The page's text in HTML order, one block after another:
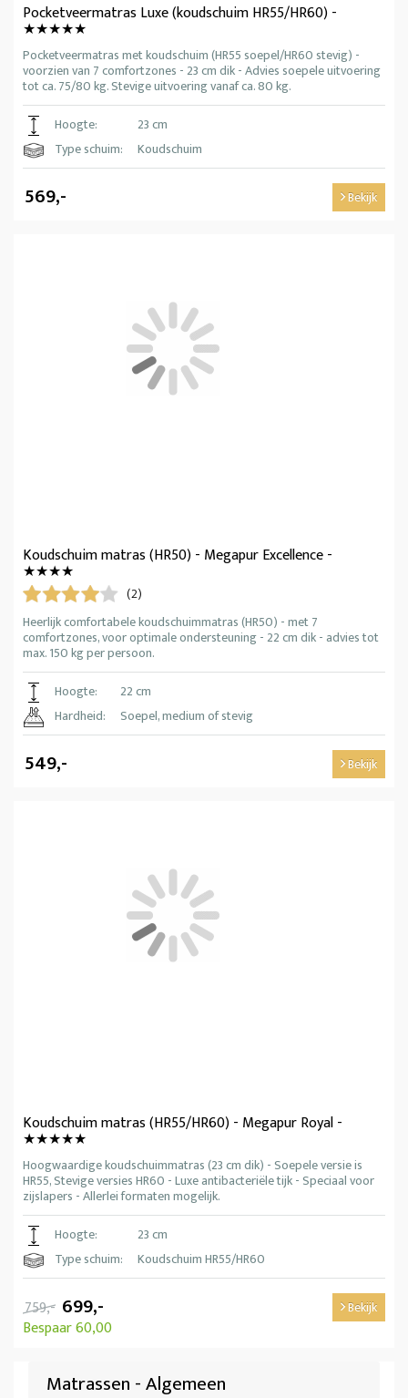
Pocketveermatras Luxe (koudschuim HR55/HR60) -
★★★★★
Pocketveermatras met koudschuim (HR55 soepel/HR60 stevig) -
voorzien van 7 comfortzones - 23 cm dik - Advies soepele uitvoering
tot ca. 75/80 kg. Stevige uitvoering vanaf ca. 80 kg.
Hoogte:
23 cm
Type schuim:
Koudschuim
569,- Bekijk
Koudschuim matras (HR50) - Megapur Excellence -
★★★★
(2)
Heerlijk comfortabele koudschuimmatras (HR50) - met 7
comfortzones, voor optimale ondersteuning - 22 cm dik - advies tot
max. 150 kg per persoon.
Hoogte:
22 cm
Hardheid:
Soepel, medium of stevig
549,- Bekijk
Koudschuim matras (HR55/HR60) - Megapur Royal -
★★★★★
Hoogwaardige koudschuimmatras (23 cm dik) - Soepele versie is
HR55, Stevige versies HR60 - Luxe antibacteriële tijk - Speciaal voor
zijslapers - Allerlei formaten mogelijk.
Hoogte:
23 cm
Type schuim:
Koudschuim HR55/HR60
759,- 699,-
Bespaar 60,00
Bekijk
Matrassen - Algemeen